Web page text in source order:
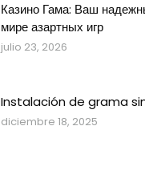
Казино Гама: Ваш
мире азартных игр
julio 23, 2026
Instalación de grama
diciembre 18, 2025